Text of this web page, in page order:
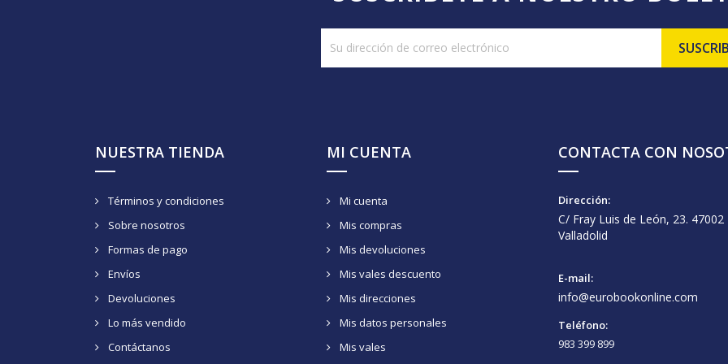
NUESTRA TIENDA
Términos y condiciones
Sobre nosotros
Formas de pago
Envíos
Devoluciones
Lo más vendido
Contáctanos
MI CUENTA
Mi cuenta
Mis compras
Mis devoluciones
Mis vales descuento
Mis direcciones
Mis datos personales
Mis vales
CONTACTA CON
Dirección:
C/ Fray Luis de León, 23. 47002
Valladolid
E-mail:
info@eurobookonline.com
Teléfono:
983 399 899